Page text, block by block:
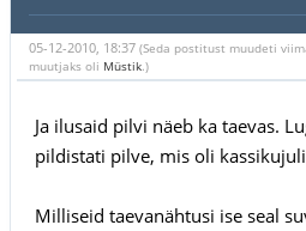
05-12-2010, 18:37 (Seda postitust muudeti
muutjaks oli Müstik.)
Ja ilusaid pilvi näeb ka taevas.
pildistati pilve, mis oli
Milliseid taevanähtusi ise seal